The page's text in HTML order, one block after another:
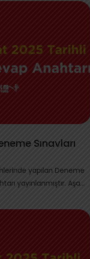
Sınavları
yapılan Deneme
Sınavlarının cevap anahtarı yayınlanmıştır. Aşa...